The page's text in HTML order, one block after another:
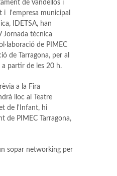
de Vandellòs i
i l'empresa municipal
IDETSA, han
Jornada tècnica
de PIMEC
de Tarragona, per al
a partir de les 20 h.
a la Fira
lloc al Teatre
de l'Infant, hi
de PIMEC Tarragona,
sopar networking per